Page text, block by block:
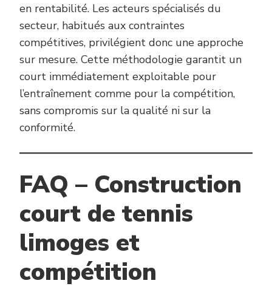
en rentabilité. Les acteurs spécialisés du
secteur, habitués aux contraintes
compétitives, privilégient donc une approche
sur mesure. Cette méthodologie garantit un
court immédiatement exploitable pour
l’entraînement comme pour la compétition,
sans compromis sur la qualité ni sur la
conformité.
FAQ – Construction
court de tennis
limoges et
compétition